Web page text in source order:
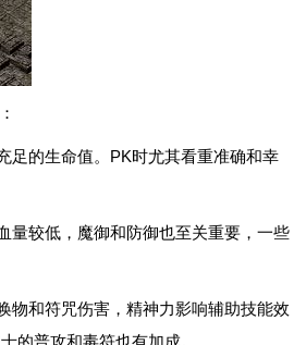
足的生命值。PK时尤其看重准确和幸
量较低，魔御和防御也至关重要，一些
物和符咒伤害，精神力影响辅助技能效
的普攻和毒符也有加成。